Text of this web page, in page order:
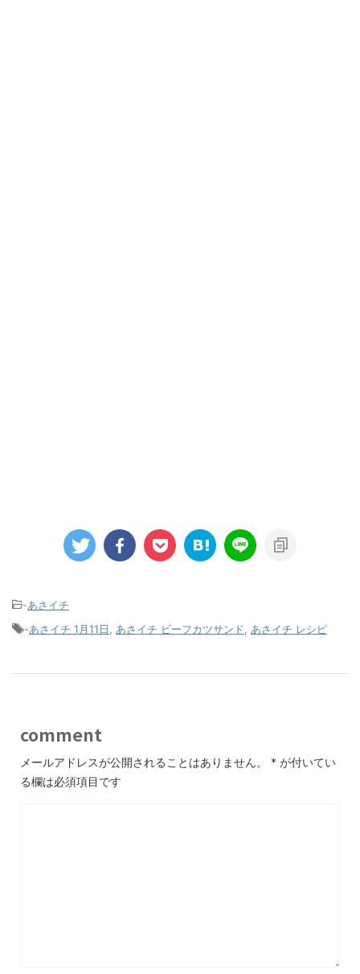
-あさイチ
-あさイチ 1月11日 あさイチ ビーフカツサンド あさイチ レシピ
comment
メールアドレスが公開されることはありません。 * が付いてい
る欄は必須項目です